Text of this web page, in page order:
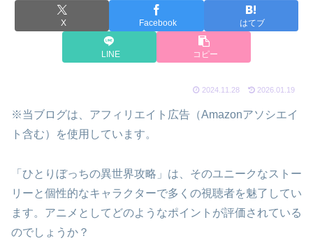
X Facebook はてブ
LINE コピー
2024.11.28 2026.01.19
※当ブログは、アフィリエイト広告（Amazonアソシエイ
ト含む）を使用しています。
「ひとりぼっちの異世界攻略」は、そのユニークなストー
リーと個性的なキャラクターで多くの視聴者を魅了してい
ます。アニメとしてどのようなポイントが評価されている
のでしょうか？